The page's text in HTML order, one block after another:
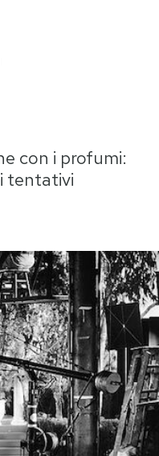
con i profumi:
tentativi